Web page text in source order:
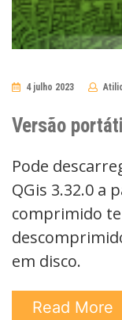
4 julho 2023
Versão
Pode
QGis 3.32.0 a
comprimido
em disco.
Read More